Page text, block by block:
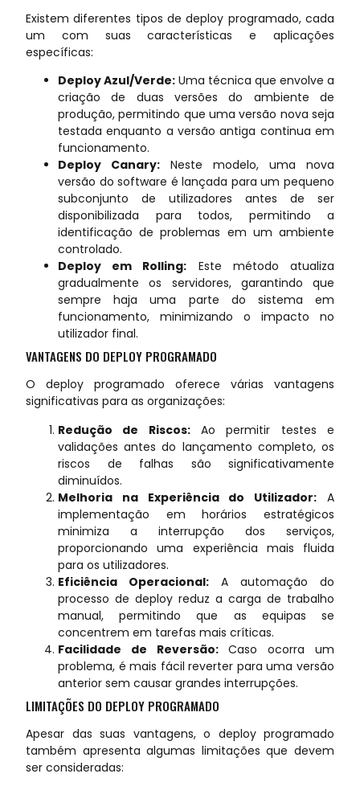
Existem diferentes tipos de deploy programado, cada
um com suas características e aplicações
específicas:
Deploy Azul/Verde: Uma técnica que envolve a
criação de duas versões do ambiente de
produção, permitindo que uma versão nova seja
testada enquanto a versão antiga continua em
funcionamento.
Deploy Canary: Neste modelo, uma nova
versão do software é lançada para um pequeno
subconjunto de utilizadores antes de ser
disponibilizada para todos, permitindo a
identificação de problemas em um ambiente
controlado.
Deploy em Rolling: Este método atualiza
gradualmente os servidores, garantindo que
sempre haja uma parte do sistema em
funcionamento, minimizando o impacto no
utilizador final.
VANTAGENS DO DEPLOY PROGRAMADO
O deploy programado oferece várias vantagens
significativas para as organizações:
Redução de Riscos:Ao permitir testes e
validações antes do lançamento completo, os
riscos de falhas são significativamente
diminuídos.
Melhoria na Experiência do Utilizador: A
implementação em horários estratégicos
minimiza a interrupção dos serviços,
proporcionando uma experiência mais fluida
para os utilizadores.
Eficiência Operacional: A automação do
processo de deploy reduz a carga de trabalho
manual, permitindo que as equipas se
concentrem em tarefas mais críticas.
Facilidade de Reversão:Caso ocorra um
problema, é mais fácil reverter para uma versão
anterior sem causar grandes interrupções.
LIMITAÇÕES DO DEPLOY PROGRAMADO
Apesar das suas vantagens, o deploy programado
também apresenta algumas limitações que devem
ser consideradas: